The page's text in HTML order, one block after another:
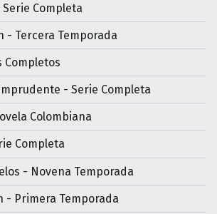
Completa
- Tercera Temporada
Completos
- Serie Completa
Colombiana
Completa
- Novena Temporada
- Primera Temporada